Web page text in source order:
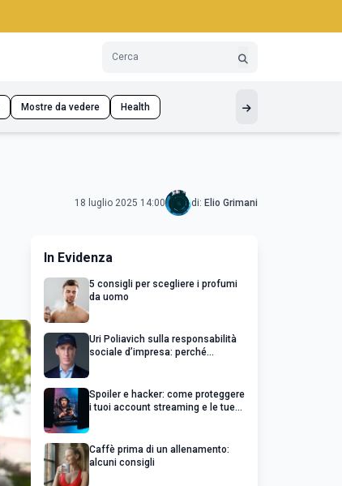
Mostre da vedere Health
18 luglio 2025 14:00 di: Elio Grimani
In Evidenza
5 consigli per scegliere i profumi
da uomo
Uri Poliavich sulla responsabilità
sociale d’impresa: perché
Spoiler e hacker: come proteggere
i tuoi account streaming e le tue
Caffè prima di un allenamento:
alcuni consigli